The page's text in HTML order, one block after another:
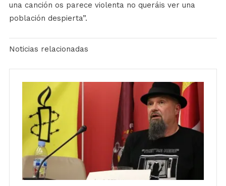
una canción os parece violenta no queráis ver una
población despierta”.
Noticias relacionadas